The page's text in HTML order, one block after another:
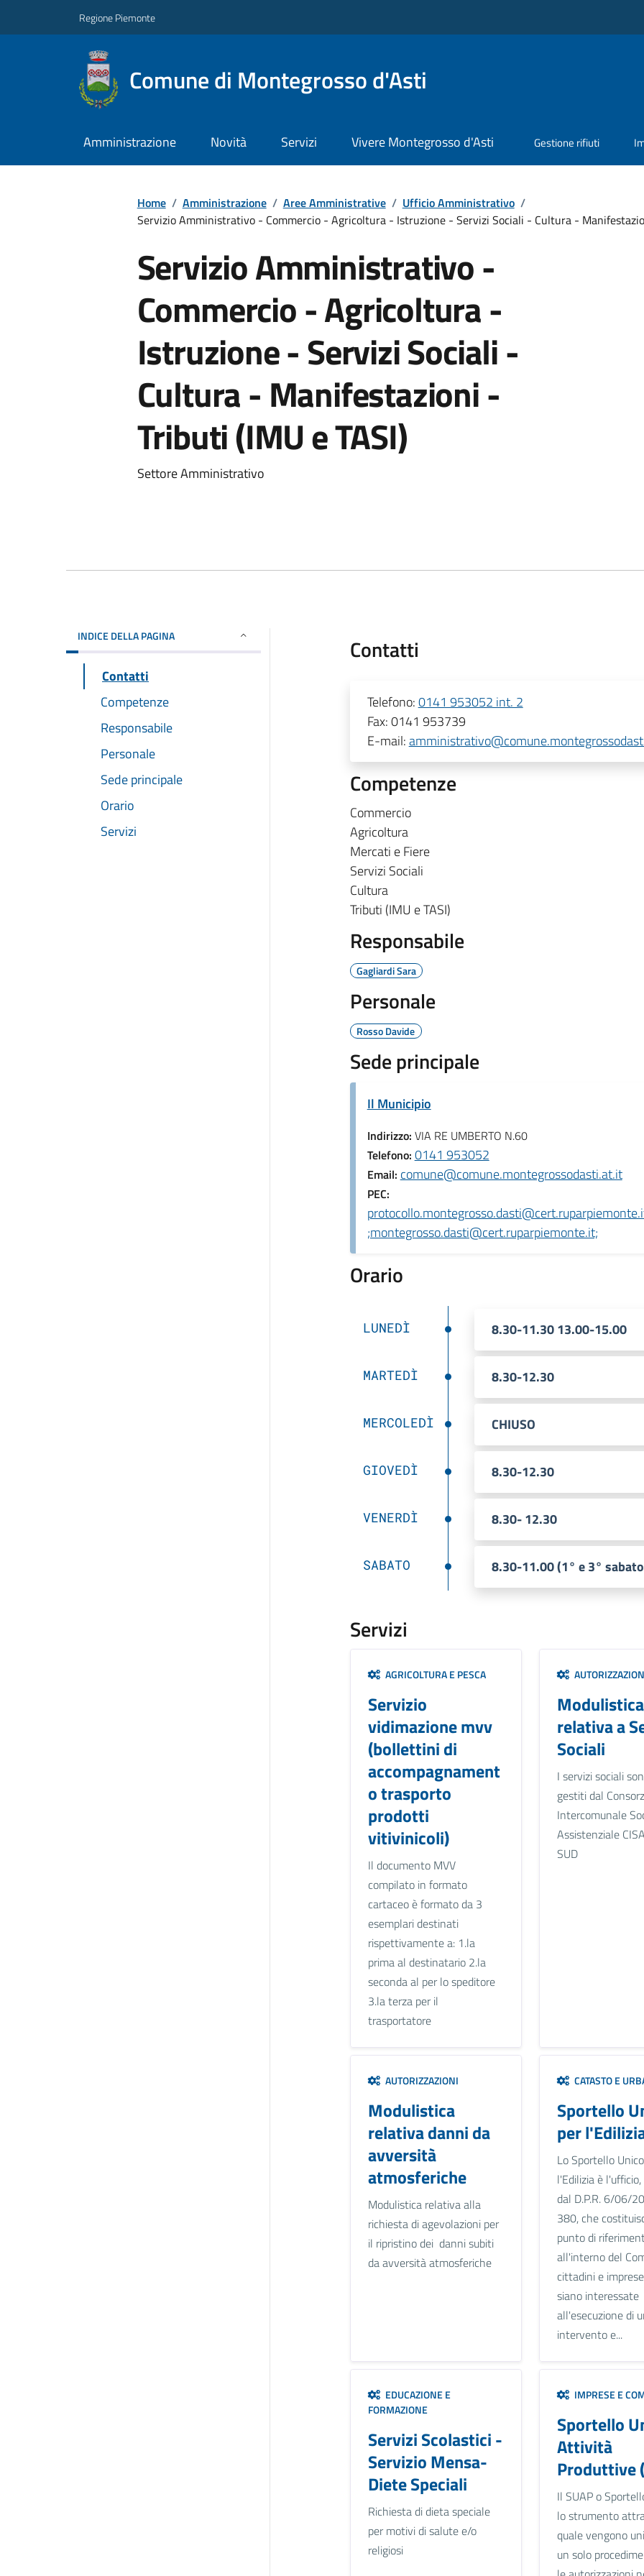
Regione Piemonte
Comune di Montegrosso d'Asti
Amministrazione Novità Servizi Vivere Montegrosso d'Asti Gestione rifiuti
Home / Amministrazione / Aree Amministrative / Ufficio Amministrativo /
Servizio Amministrativo - Commercio - Agricoltura - Istruzione - Servizi Sociali - Cultura -
Servizio Amministrativo -
Commercio - Agricoltura -
Istruzione - Servizi Sociali -
Cultura - Manifestazioni -
Tributi (IMU e TASI)
Settore Amministrativo
INDICE DELLA PAGINA
Contatti
Competenze
Responsabile
Personale
Sede principale
Orario
Servizi
Contatti
Telefono:0141 953052 int. 2
Fax:0141 953739
E-mail:
Competenze
Commercio
Agricoltura
Mercati e Fiere
Servizi Sociali
Cultura
Tributi (IMU e TASI)
Responsabile
Gagliardi Sara
Personale
Rosso Davide
Sede principale
Il Municipio
Indirizzo: VIA RE UMBERTO N.60
Telefono: 0141 953052
Email: comune@comune.montegrossodasti.at.it
PEC:
;montegrosso.dasti@cert.ruparpiemonte.it;
Orario
LUNEDÌ 8.30-11.30 13.00-15.00
MARTEDÌ 8.30-12.30
MERCOLEDÌ CHIUSO
GIOVEDÌ 8.30-12.30
VENERDÌ 8.30- 12.30
SABATO 8.30-11.00 (1° e 3°
Servizi
AGRICOLTURA E PESCA
Servizio
vidimazione mvv
(bollettini di
accompagnament
o trasporto
prodotti
vitivinicoli)
Il documento MVV
compilato in formato
cartaceo è formato da 3
esemplari destinati
rispettivamente a: 1.la
prima al destinatario 2.la
seconda al per lo speditore
3.la terza per il
trasportatore
Modulistica
relativa a
Sociali
I servizi sociali
gestiti dal
Intercomunale
Assistenziale
SUD
AUTORIZZAZIONI
Modulistica
relativa danni da
avversità
atmosferiche
Modulistica relativa alla
richiesta di agevolazioni per
il ripristino dei danni subiti
da avversità atmosferiche
CATASTO E
Sportello
per
Lo Sportello
l'Edilizia è
dal D.P.R. 6/06/
380, che
punto di
all'interno del
cittadini e
siano interessate
all'esecuzione di
intervento e...
EDUCAZIONE E
FORMAZIONE
Servizi Scolastici -
Servizio Mensa-
Diete Speciali
Richiesta di dieta speciale
per motivi di salute e/o
religiosi
IMPRESE E
Sportello
Attività
Produttive
Il SUAP o
lo strumento
quale vengono
un solo